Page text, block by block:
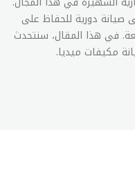
صيانة دورية للحفاظ على
في هذا المقال، سنتحدث
مكيفات ميديا.